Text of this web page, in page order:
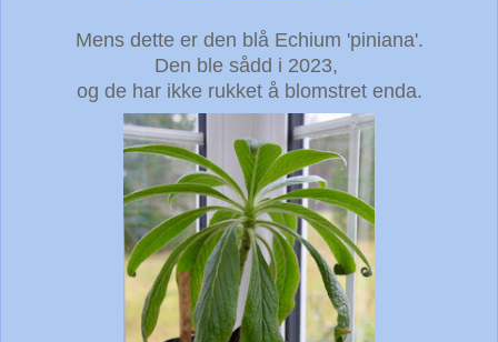
Mens dette er den blå Echium 'piniana'.
Den ble sådd i 2023,
og de har ikke rukket å blomstret enda.